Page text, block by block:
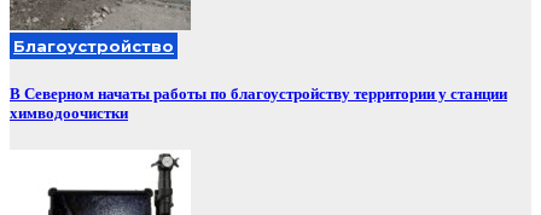
Благоустройство
В Северном начаты работы по благоустройству территории у станции
химводоочистки